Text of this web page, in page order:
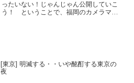
ったいない！じゃんじゃん公開していこ
う！ ということで、福岡のカメラマン
[東京] 明滅する・・いや酩酊する東京の
夜